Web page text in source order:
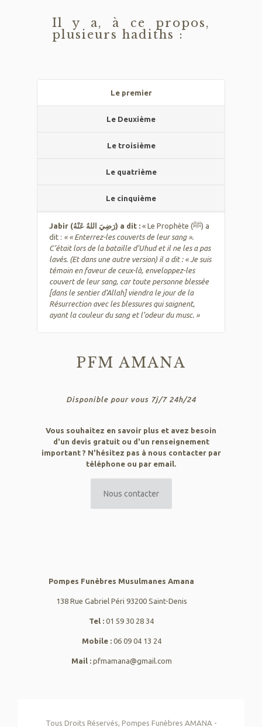
Il y a, à ce propos,
plusieurs hadiths :
Le premier
Le Deuxième
Le troisième
Le quatrième
Le cinquième
Jabir (رَضِيَ اللهُ عَنْهُ) a dit : « Le Prophète (ﷺ) a
dit : « « Enterrez-les couverts de leur sang ».
C’était lors de la bataille d’Uhud et il ne les a pas
lavés. (Et dans une autre version) il a dit : « Je suis
témoin en faveur de ceux-là, enveloppez-les
couvert de leur sang, car toute personne blessée
[dans le sentier d’Allah] viendra le jour de la
Résurrection avec les blessures qui saignent,
ayant la couleur du sang et l’odeur du musc. »
PFM AMANA
Disponible pour vous 7j/7 24h/24
Vous souhaitez en savoir plus et avez besoin
d'un devis gratuit ou d'un renseignement
important ? N'hésitez pas à nous contacter par
téléphone ou par email.
Nous contacter
Pompes Funèbres Musulmanes Amana
138 Rue Gabriel Péri 93200 Saint-Denis
Tel : 01 59 30 28 34
Mobile :06 09 04 13 24
Mail : pfmamana@gmail.com
Tous Droits Réservés, Pompes Funèbres AMANA -